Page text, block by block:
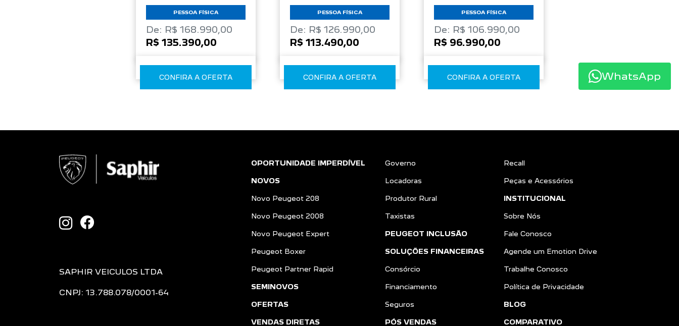
PESSOA FÍSICA
De: R$ 168.990,00
R$ 135.390,00
CONFIRA A OFERTA
PESSOA FÍSICA
De: R$ 126.990,00
R$ 113.490,00
CONFIRA A OFERTA
PESSOA FÍSICA
De: R$ 106.990,00
R$ 96.990,00
CONFIRA A OFERTA
SAPHIR VEICULOS LTDA
CNPJ: 13.788.078/0001-64
OPORTUNIDADE IMPERDÍVEL
NOVOS
Novo Peugeot 208
Novo Peugeot 2008
Novo Peugeot Expert
Peugeot Boxer
Peugeot Partner Rapid
SEMINOVOS
OFERTAS
VENDAS DIRETAS
Governo
Locadoras
Produtor Rural
Taxistas
PEUGEOT INCLUSÃO
SOLUÇÕES FINANCEIRAS
Consórcio
Financiamento
Seguros
PÓS VENDAS
Recall
Peças e Acessórios
INSTITUCIONAL
Sobre Nós
Fale Conosco
Agende um Emotion Drive
Trabalhe Conosco
Política de Privacidade
BLOG
COMPARATIVO
WhatsApp